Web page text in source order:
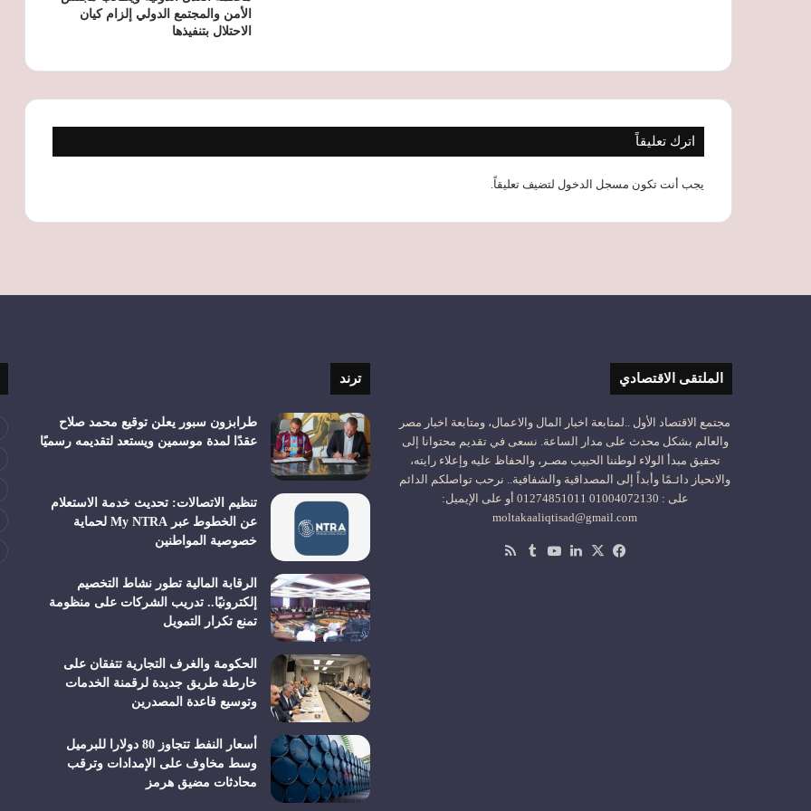
الأمن والمجتمع الدولي إلزام كيان
الاحتلال بتنفيذها
اترك تعليقاً
يجب أنت تكون مسجل الدخول لتضيف تعليقاً.
الملتقى الاقتصادي
مجتمع الاقتصاد الأول ..لمتابعة اخبار المال والاعمال، ومتابعة اخبار مصر
والعالم بشكل محدث على مدار الساعة. نسعى في تقديم محتوانا إلى
تحقيق مبدأ الولاء لوطننا الحبيب مصـر، والحفاظ عليه وإعلاء رايته،
والانحياز دائـمًا وأبداً إلى المصداقية والشفافية.. نرحب تواصلكم الدائم
على : 01004072130 01274851011 أو على الإيميل:
moltakaaliqtisad@gmail.com
فيسبوك
‫X لينكدإن‫YouTube
ترند
طرابزون سبور يعلن توقيع محمد صلاح
عقدًا لمدة موسمين ويستعد لتقديمه رسميًا
تنظيم الاتصالات: تحديث خدمة الاستعلام
عن الخطوط عبر My NTRA لحماية
خصوصية المواطنين
الرقابة المالية تطور نشاط التخصيم
إلكترونيًا.. تدريب الشركات على منظومة
تمنع تكرار التمويل
الحكومة والغرف التجارية تتفقان على
خارطة طريق جديدة لرقمنة الخدمات
وتوسيع قاعدة المصدرين
أسعار النفط تتجاوز 80 دولارا للبرميل
وسط مخاوف على الإمدادات وترقب
محادثات مضيق هرمز